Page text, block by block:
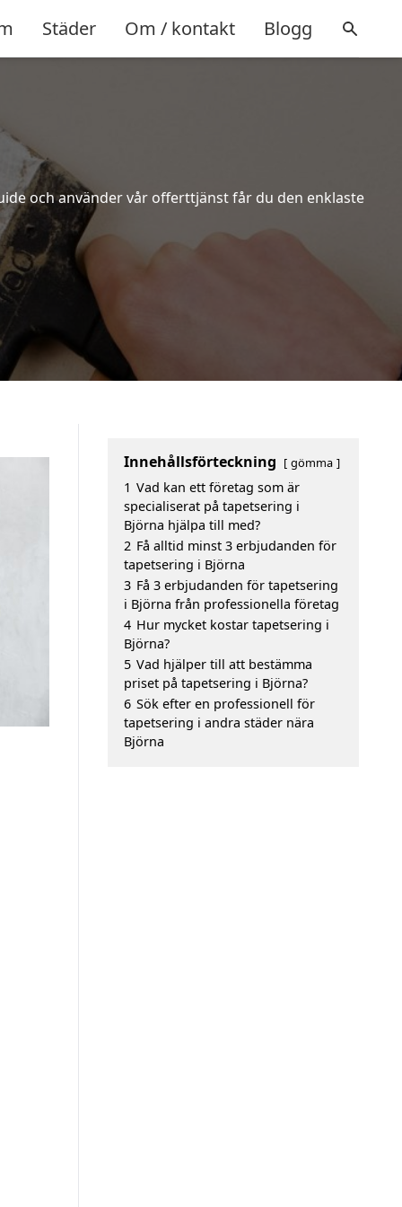
Städer Om / kontakt Blogg
och använder vår offerttjänst får du den enklaste
Innehållsförteckning gömma
1 Vad kan ett företag som är
specialiserat på tapetsering i
Björna hjälpa till med?
2 Få alltid minst 3 erbjudanden för
tapetsering i Björna
3 Få 3 erbjudanden för tapetsering
i Björna från professionella företag
4 Hur mycket kostar tapetsering i
Björna?
5 Vad hjälper till att bestämma
priset på tapetsering i Björna?
6 Sök efter en professionell för
tapetsering i andra städer nära
Björna